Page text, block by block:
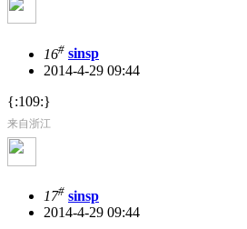
16# sinsp
2014-4-29 09:44
{:109:}
来自浙江
17# sinsp
2014-4-29 09:44